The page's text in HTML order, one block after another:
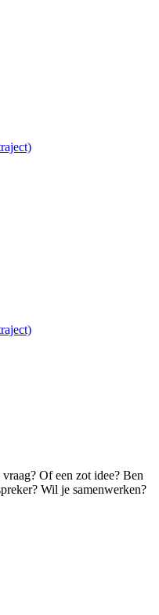
Of een zot idee? Ben
Wil je samenwerken?